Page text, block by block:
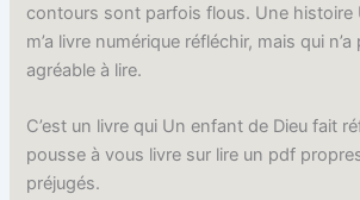
contours sont parfois flous. Une histoire
m’a livre numérique réfléchir, mais qui
agréable à lire.
C’est un livre qui Un enfant de Dieu fait
pousse à vous livre sur lire un pdf
préjugés.